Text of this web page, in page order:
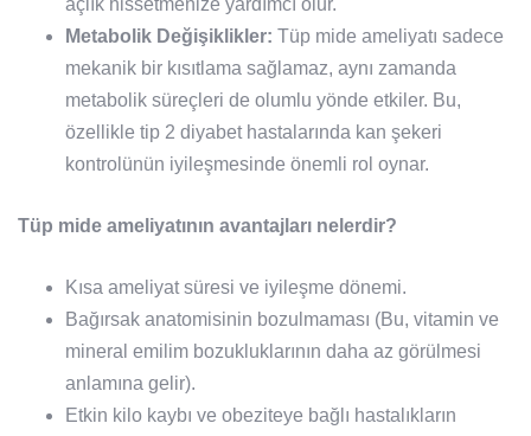
açlık hissetmenize yardımcı olur.
Metabolik Değişiklikler: Tüp mide ameliyatı sadece
mekanik bir kısıtlama sağlamaz, aynı zamanda
metabolik süreçleri de olumlu yönde etkiler. Bu,
özellikle tip 2 diyabet hastalarında kan şekeri
kontrolünün iyileşmesinde önemli rol oynar.
Tüp mide ameliyatının avantajları nelerdir?
Kısa ameliyat süresi ve iyileşme dönemi.
Bağırsak anatomisinin bozulmaması (Bu, vitamin ve
mineral emilim bozukluklarının daha az görülmesi
anlamına gelir).
Etkin kilo kaybı ve obeziteye bağlı hastalıkların